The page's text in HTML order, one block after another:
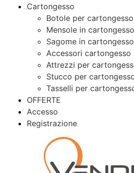
Cartongesso
Botole per cartongesso
Mensole in
Sagome in cartongesso
Accessori cartongesso
Attrezzi per
Stucco per
Tasselli per
OFFERTE
Accesso
Registrazione